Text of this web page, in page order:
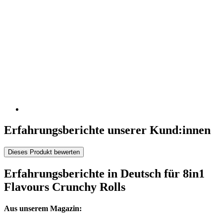
Erfahrungsberichte unserer Kund:innen
Dieses Produkt bewerten
Erfahrungsberichte in Deutsch für 8in1
Flavours Crunchy Rolls
Aus unserem Magazin: